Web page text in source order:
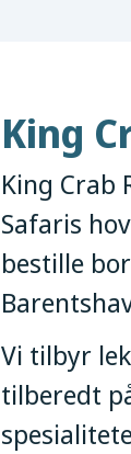
King
King
Safaris
bestille
Vi tilbyr
tilberedt